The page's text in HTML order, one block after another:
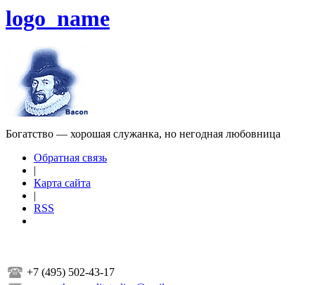
logo_name
Богатство — хорошая служанка, но негодная любовница
Обратная связь
|
Карта сайта
|
RSS
+7 (495) 502-43-17